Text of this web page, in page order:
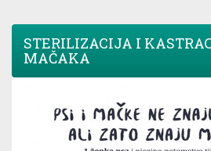
STERILIZACIJA I
MAČAKA